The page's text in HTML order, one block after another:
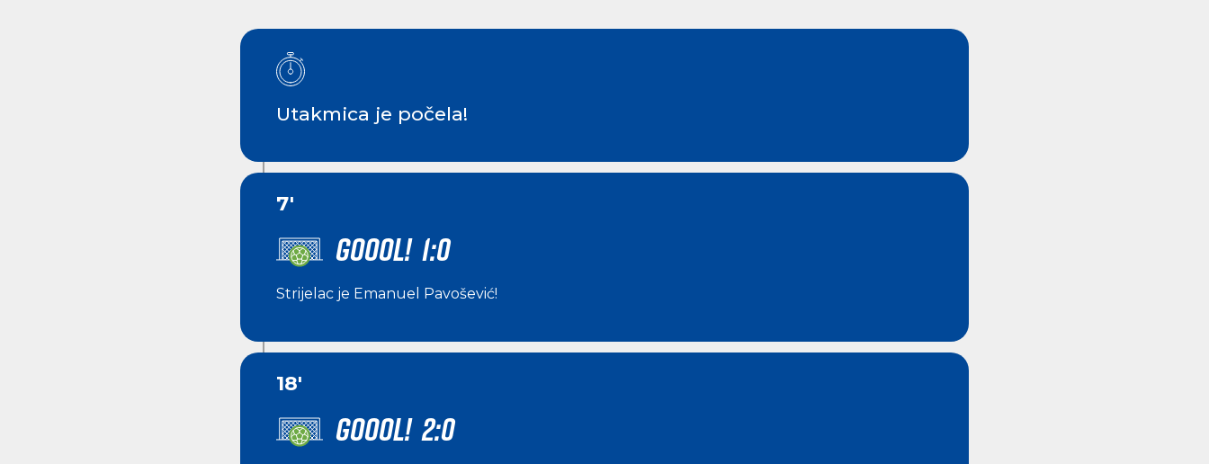
Utakmica je počela!
7'
GOOOL! 1:0
Strijelac je Emanuel Pavošević!
18'
GOOOL! 2:0